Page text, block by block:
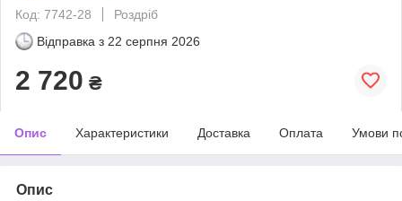
Код: 7742-28
Роздріб
Відправка з 22 серпня 2026
2 720 ₴
Опис Характеристики Доставка Оплата Умови
Опис